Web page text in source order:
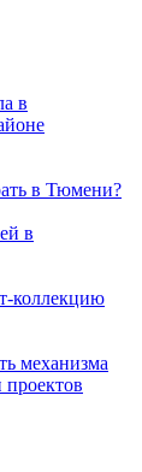
в
в Тюмени?
в
коллекцию
механизма